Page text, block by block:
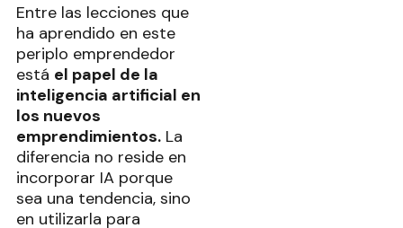
Entre las lecciones que
ha aprendido en este
periplo emprendedor
está el papel de la
inteligencia artificial en
los nuevos
emprendimientos.La
diferencia no reside en
incorporar IA porque
sea una tendencia, sino
en utilizarla para